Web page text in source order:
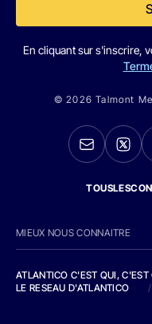
En cliquant sur s'inscrire,
© 2026 Talmont
MIEUX NOUS CONNAITRE
ATLANTICO C'EST QUI, C'EST
LE RESEAU D'ATLANTICO
/